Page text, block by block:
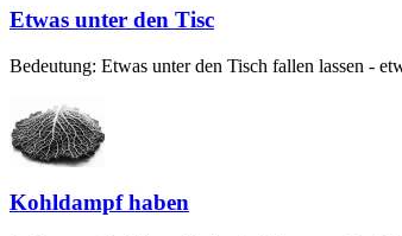
Etwas unter den Tisc
Bedeutung: Etwas unter den Tisch fallen lassen -
Kohldampf haben